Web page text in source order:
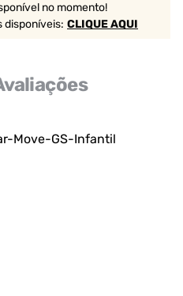
no momento!
disponíveis: CLIQUE AQUI